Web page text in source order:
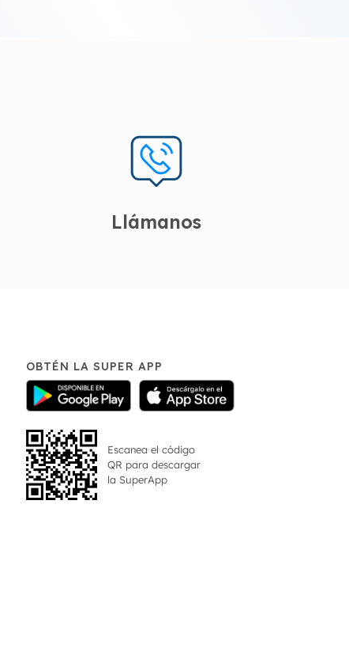
Llámanos
OBTÉN LA SUPER APP
Escanea el código
QR para descargar
la SuperApp